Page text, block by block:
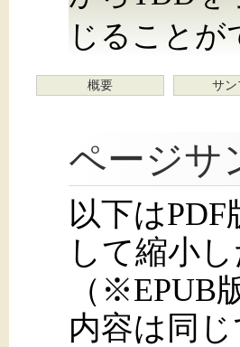
じることが
概要 サン
ページサ
以下は
して縮小
（※EPUB
内容は同